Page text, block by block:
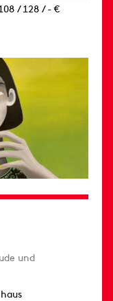
/ 128 / - €
und